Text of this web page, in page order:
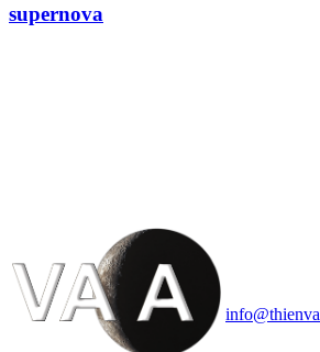
supernova